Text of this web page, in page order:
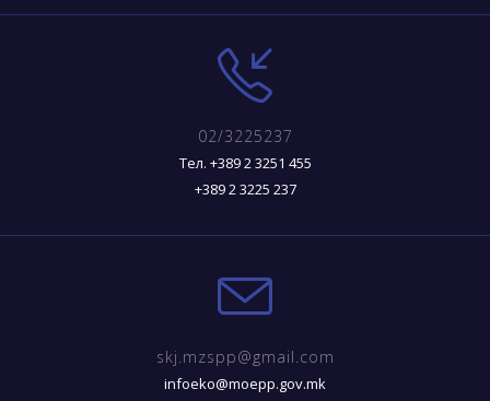
02/3225237
Тел. +389 2 3251 455
+389 2 3225 237
skj.mzspp@gmail.com
infoeko@moepp.gov.mk